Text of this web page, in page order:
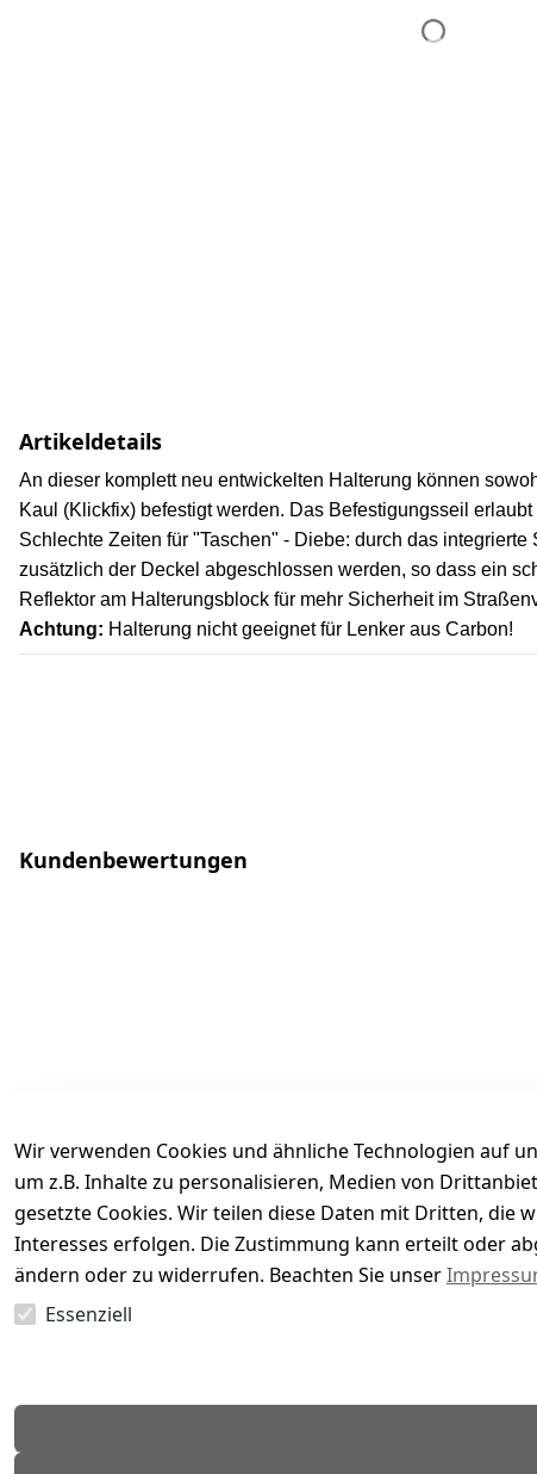
Artikeldetails
An dieser komplett neu entwickelten Halterung können
Kaul (Klickfix) befestigt werden. Das Befestigungsseil
Schlechte Zeiten für "Taschen" - Diebe: durch das
zusätzlich der Deckel abgeschlossen werden, so dass ein
Reflektor am Halterungsblock für mehr Sicherheit im
Achtung: Halterung nicht geeignet für Lenker aus Carbon!
Kundenbewertungen
Es hat noch niemand eine Bewertung für diesen
Wir verwenden Cookies und ähnliche Technologien auf
um z.B. Inhalte zu personalisieren, Medien von
gesetzte Cookies. Wir teilen diese Daten mit Dritten,
Interesses erfolgen. Die Zustimmung kann erteilt oder
ändern oder zu widerrufen. Beachten Sie unser
Essenziell